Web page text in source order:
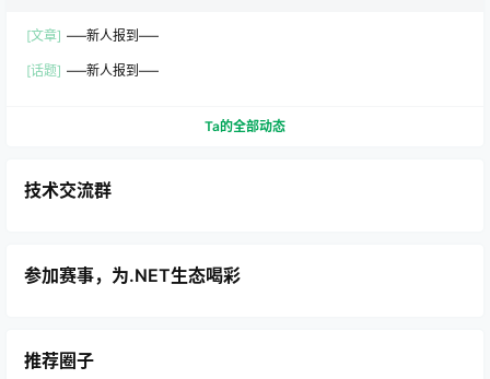
[文章] —–新人报到—–
[话题] —–新人报到—–
Ta的全部动态
技术交流群
参加赛事，为.NET生态喝彩
推荐圈子